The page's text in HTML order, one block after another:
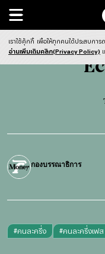
กองบรรณาธิการ
#คนละครึ่ง #คนละครึ่งเฟส
- ก + ก
เราใช้คุ้กกี้ เพื่อให้ทุกคนได้ประสบกา
อ่านเพิ่มเติมคลิก(Privacy Policy)